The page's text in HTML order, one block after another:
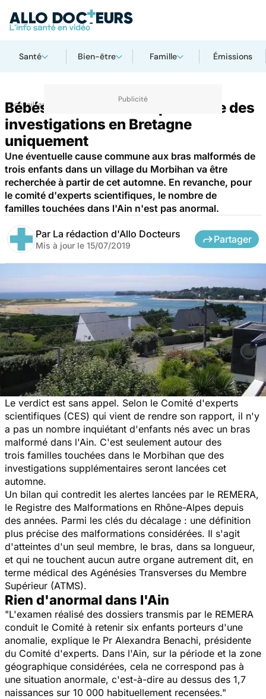
Santé Bien-être Famille Émissions
AccueilFamille
Bébés nés sans bras : poursuite des
investigations en Bretagne
uniquement
Une éventuelle cause commune aux bras malformés de
trois enfants dans un village du Morbihan va être
recherchée à partir de cet automne. En revanche, pour
le comité d'experts scientifiques, le nombre de
familles touchées dans l'Ain n'est pas anormal.
Par La rédaction d'Allo Docteurs
Mis à jour le 15/07/2019
Partager
Le verdict est sans appel. Selon le Comité d'experts
scientifiques (CES) qui vient de rendre son rapport, il n'y
a pas un nombre inquiétant d'enfants nés avec un bras
malformé dans l'Ain. C'est seulement autour des
trois familles touchées dans le Morbihan que des
investigations supplémentaires seront lancées cet
automne.
Un bilan qui contredit les alertes lancées par le REMERA,
le Registre des Malformations en Rhône-Alpes depuis
des années. Parmi les clés du décalage : une définition
plus précise des malformations considérées. Il s'agit
d'atteintes d'un seul membre, le bras, dans sa longueur,
et qui ne touchent aucun autre organe autrement dit, en
terme médical des Agénésies Transverses du Membre
Supérieur (ATMS).
Rien d'anormal dans l'Ain
"L'examen réalisé des dossiers transmis par le REMERA
conduit le Comité à retenir six enfants porteurs d'une
anomalie, explique le Pr Alexandra Benachi, présidente
du Comité d'experts. Dans l'Ain, sur la période et la zone
géographique considérées, cela ne correspond pas à
une situation anormale, c'est-à-dire au dessus des 1,7
naissances sur 10 000 habituellement recensées."